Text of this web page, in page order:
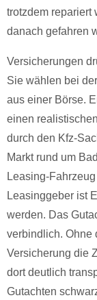
trotzdem repariert
danach gefahren
Versicherungen
Sie wählen bei
aus einer Börse.
einen
durch den Kfz-
Markt rund um
Leasing-
Leasinggeber ist
werden. Das
verbindlich. Ohne
Versicherung die
dort deutlich
Gutachten